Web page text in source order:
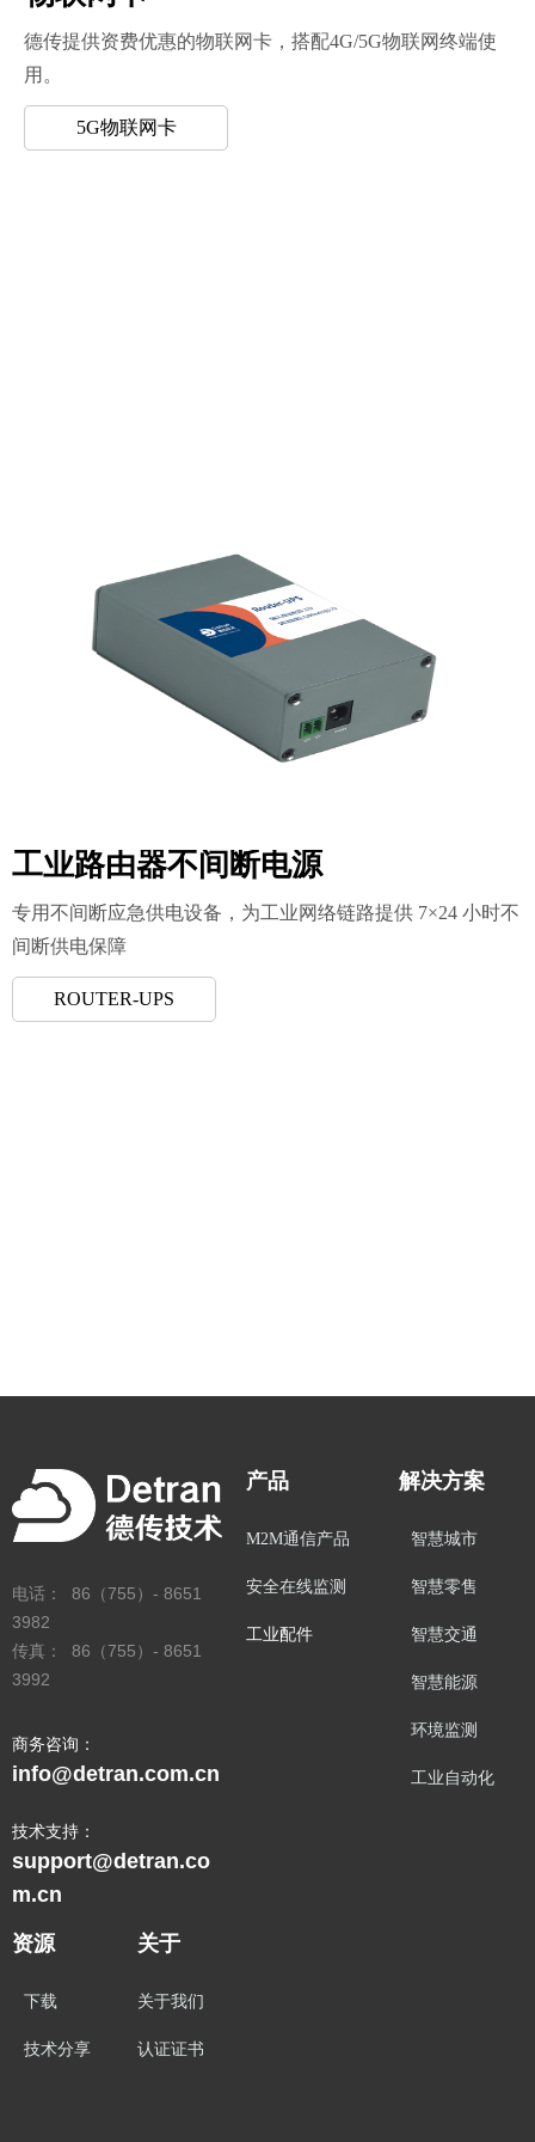
德传提供资费优惠的物联网卡，搭配4G/5G物联网终端使
用。
4G物联网卡
5G物联网卡
工业路由器不间断电源
专用不间断应急供电设备，为工业网络链路提供 7×24 小时不
间断供电保障
ROUTER-UPS
电话： 86（755）- 8651
3982
传真： 86（755）- 8651
3992
商务咨询：
info@detran.com.cn
技术支持：
support@detran.co
m.cn
产品
M2M通信产品
安全在线监测
工业配件
智慧城市
智慧零售
智慧交通
智慧能源
环境监测
工业自动化
解决方案
资源
下载
技术分享
关于
关于我们
认证证书